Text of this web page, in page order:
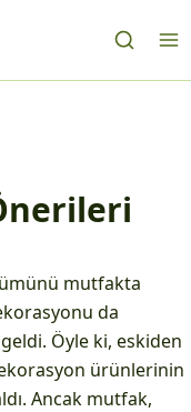
mutfakta
da
Öyle ki, eskiden
ürünlerinin
Ancak mutfak,